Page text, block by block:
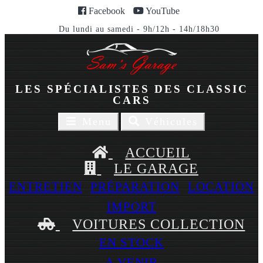
Facebook YouTube
Du lundi au samedi - 9h/12h - 14h/18h30
LES SPÉCIALISTES DES CLASSIC
CARS
navigaion
navigation
ACCUEIL
LE GARAGE
ENTRETIEN PRÉPARATION
LOCATION
IMPORT
VOITURES COLLECTION
EN STOCK